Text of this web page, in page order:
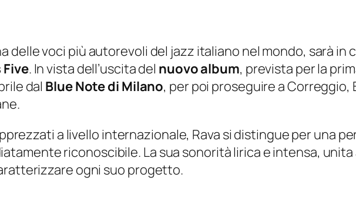
delle voci più autorevoli del jazz italiano nel mondo, sarà in
Five. In vista dell’uscita del nuovo album, prevista per la
dal Blue Note di Milano, per poi proseguire a Correggio,
a livello internazionale, Rava si distingue per una
riconoscibile. La sua sonorità lirica e intensa,
ogni suo progetto.